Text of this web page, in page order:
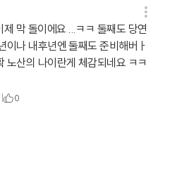
막 돌이에요 ...ㅋㅋ 둘째도 당연
이나 내후년엔 둘째도 준비해버ㅏ
노산의 나이란게 체감되네요 ㅋㅋ
0